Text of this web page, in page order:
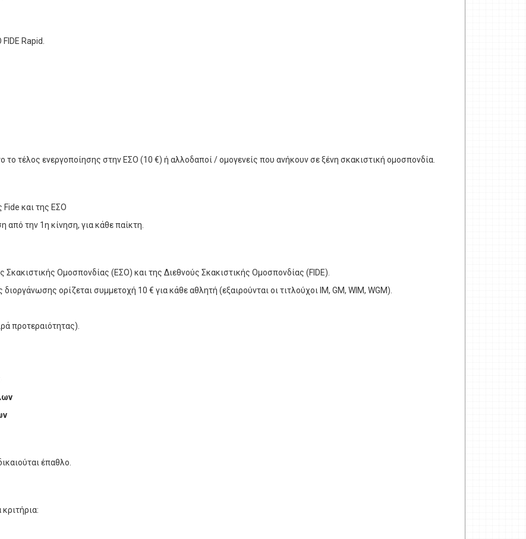
Rapid.
το τέλος ενεργοποίησης στην ΕΣΟ (10 €) ή αλλοδαποί / ομογενείς που ανήκουν σε ξένη σκακιστική ομοσπονδία.
Fide και της ΕΣΟ
από την 1η κίνηση, για κάθε παίκτη.
Σκακιστικής Ομοσπονδίας (ΕΣΟ) και της Διεθνούς Σκακιστικής Ομοσπονδίας (FIDE).
ορίζεται συμμετοχή 10 € για κάθε αθλητή (εξαιρούνται οι τιτλούχοι IM, GM, WIM, WGM).
προτεραιότητας).
έπαθλο.